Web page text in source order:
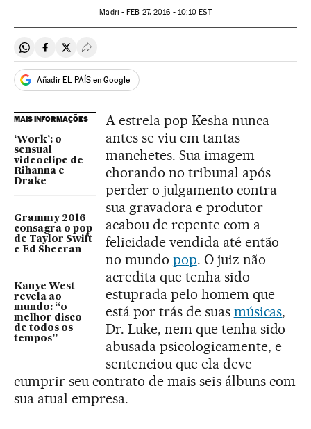
Madri -FEB 27, 2016 - 10:10 EST
Compartir en Whatsapp
Compartir en Facebook
Compartir en Twitter
Desplegar Redes Sociales
Añadir EL PAÍS en Google
MAIS INFORMAÇÕES
‘Work’: o
sensual
videoclipe de
Rihanna e
Drake
Grammy 2016
consagra o pop
de Taylor Swift
e Ed Sheeran
Kanye West
revela ao
mundo: “o
melhor disco
de todos os
tempos”
A estrela pop Kesha nunca
antes se viu em tantas
manchetes. Sua imagem
chorando no tribunal após
perder o julgamento contra
sua gravadora e produtor
acabou de repente com a
felicidade vendida até então
no mundo pop. O juiz não
acredita que tenha sido
estuprada pelo homem que
está por trás de suas músicas,
Dr. Luke, nem que tenha sido
abusada psicologicamente, e
sentenciou que ela deve
cumprir seu contrato de mais seis álbuns com
sua atual empresa.